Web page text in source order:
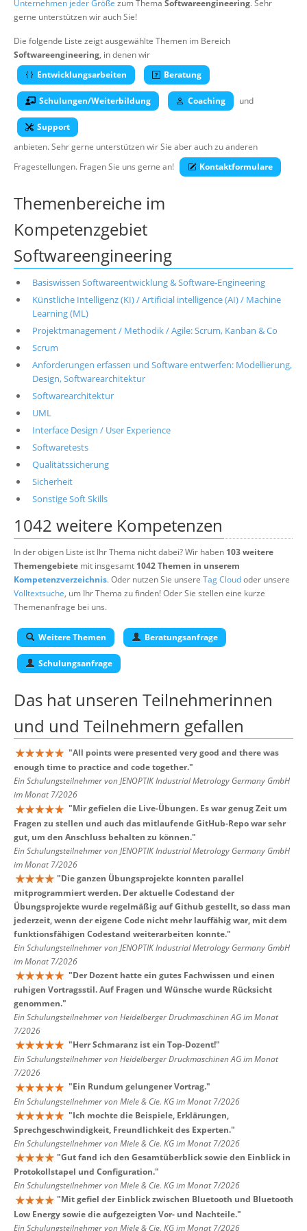
Über uns
Unternehmen jeder Größe zum Thema Softwareengineering. Sehr
gerne unterstützen wir auch Sie!
Die folgende Liste zeigt ausgewählte Themen im Bereich
Softwareengineering, in denen wir
Entwicklungsarbeiten
Beratung
Schulungen/Weiterbildung Coaching und
Support
anbieten. Sehr gerne unterstützen wir Sie aber auch zu anderen
Fragestellungen. Fragen Sie uns gerne an!
Kontaktformulare
Themenbereiche im
Kompetenzgebiet
Softwareengineering
Basiswissen Softwareentwicklung & Software-Engineering
Künstliche Intelligenz (KI) / Artificial intelligence (AI) / Machine
Learning (ML)
Projektmanagement / Methodik / Agile: Scrum, Kanban & Co
Scrum
Anforderungen erfassen und Software entwerfen: Modellierung,
Design, Softwarearchitektur
Softwarearchitektur
UML
Interface Design / User Experience
Softwaretests
Qualitätssicherung
Sicherheit
Sonstige Soft Skills
1042 weitere Kompetenzen
In der obigen Liste ist Ihr Thema nicht dabei? Wir haben 103 weitere
Themengebiete mit insgesamt 1042 Themen in unserem
Kompetenzverzeichnis. Oder nutzen Sie unsere Tag Cloudoder unsere
Volltextsuche, um Ihr Thema zu finden! Oder Sie stellen eine kurze
Themenanfrage bei uns.
Weitere Themen Beratungsanfrage
Schulungsanfrage
Das hat unseren Teilnehmerinnen
und und Teilnehmern gefallen
"All points were presented very good and there was
enough time to practice and code together."
Ein Schulungsteilnehmer von JENOPTIK Industrial Metrology Germany GmbH
im Monat 7/2026
"Mir gefielen die Live-Übungen. Es war genug Zeit um
Fragen zu stellen und auch das mitlaufende GitHub-Repo war sehr
gut, um den Anschluss behalten zu können."
Ein Schulungsteilnehmer von JENOPTIK Industrial Metrology Germany GmbH
im Monat 7/2026
"Die ganzen Übungsprojekte konnten parallel
mitprogrammiert werden. Der aktuelle Codestand der
Übungsprojekte wurde regelmäßig auf Github gestellt, so dass man
jederzeit, wenn der eigene Code nicht mehr lauffähig war, mit dem
funktionsfähigen Codestand weiterarbeiten konnte."
Ein Schulungsteilnehmer von JENOPTIK Industrial Metrology Germany GmbH
im Monat 7/2026
"Der Dozent hatte ein gutes Fachwissen und einen
ruhigen Vortragsstil. Auf Fragen und Wünsche wurde Rücksicht
genommen."
Ein Schulungsteilnehmer von Heidelberger Druckmaschinen AG im Monat
7/2026
"Herr Schmaranz ist ein Top-Dozent!"
Ein Schulungsteilnehmer von Heidelberger Druckmaschinen AG im Monat
7/2026
"Ein Rundum gelungener Vortrag."
Ein Schulungsteilnehmer von Miele & Cie. KG im Monat 7/2026
"Ich mochte die Beispiele, Erklärungen,
Sprechgeschwindigkeit, Freundlichkeit des Experten."
Ein Schulungsteilnehmer von Miele & Cie. KG im Monat 7/2026
"Gut fand ich den Gesamtüberblick sowie den Einblick in
Protokollstapel und Configuration."
Ein Schulungsteilnehmer von Miele & Cie. KG im Monat 7/2026
"Mit gefiel der Einblick zwischen Bluetooth und Bluetooth
Low Energy sowie die aufgezeigten Vor- und Nachteile."
Ein Schulungsteilnehmer von Miele & Cie. KG im Monat 7/2026